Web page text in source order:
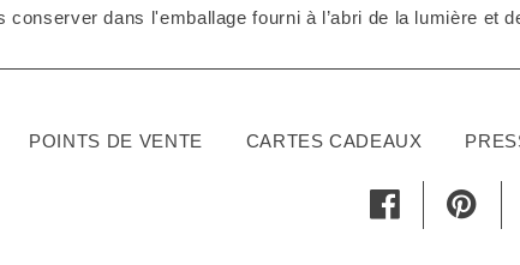
conserver dans l'emballage fourni à l’abri de la lumière et
POINTS DE VENTE CARTES CADEAUX